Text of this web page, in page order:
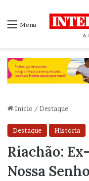
Menu
Início / Destaque
Destaque História
Riachão:
Nossa